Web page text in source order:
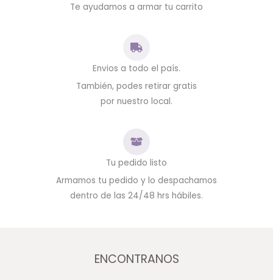
Te ayudamos a armar tu carrito
Envios a todo el país.
También, podes retirar gratis
por nuestro local.
Tu pedido listo
Armamos tu pedido y lo despachamos
dentro de las 24/48 hrs hábiles.
ENCONTRANOS